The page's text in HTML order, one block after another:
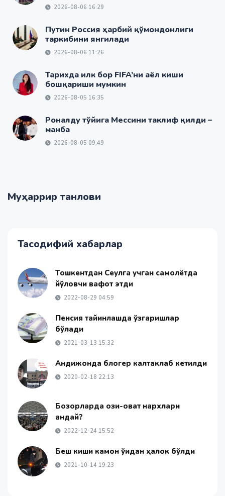
2026-08-06 16:29
Путин Россия ҳарбий қўмондонлиги
таркибини янгилади
2026-08-06 11:26
Тарихда илк бор FIFA’ни аёл киши
бошқариши мумкин
2026-08-05 16:35
Роналду тўйига Мессини таклиф қилди –
манба
2026-08-05 09:49
Муҳаррир танлови
Тасодифий хабарлар
Тошкентдан Сеулга учган самолётда
йўловчи вафот этди
2022-08-29 04:59
Пенсия тайинлашда ўзгаришлар
бўлади
2021-03-13 15:32
Андижонда блогер калтаклаб кетилди
2020-02-18 22:13
Бозорларда озиқ-овқат нархлари
қандай?
2022-12-24 15:52
Беш киши камон ўқидан ҳалок бўлди
2021-10-14 19:23